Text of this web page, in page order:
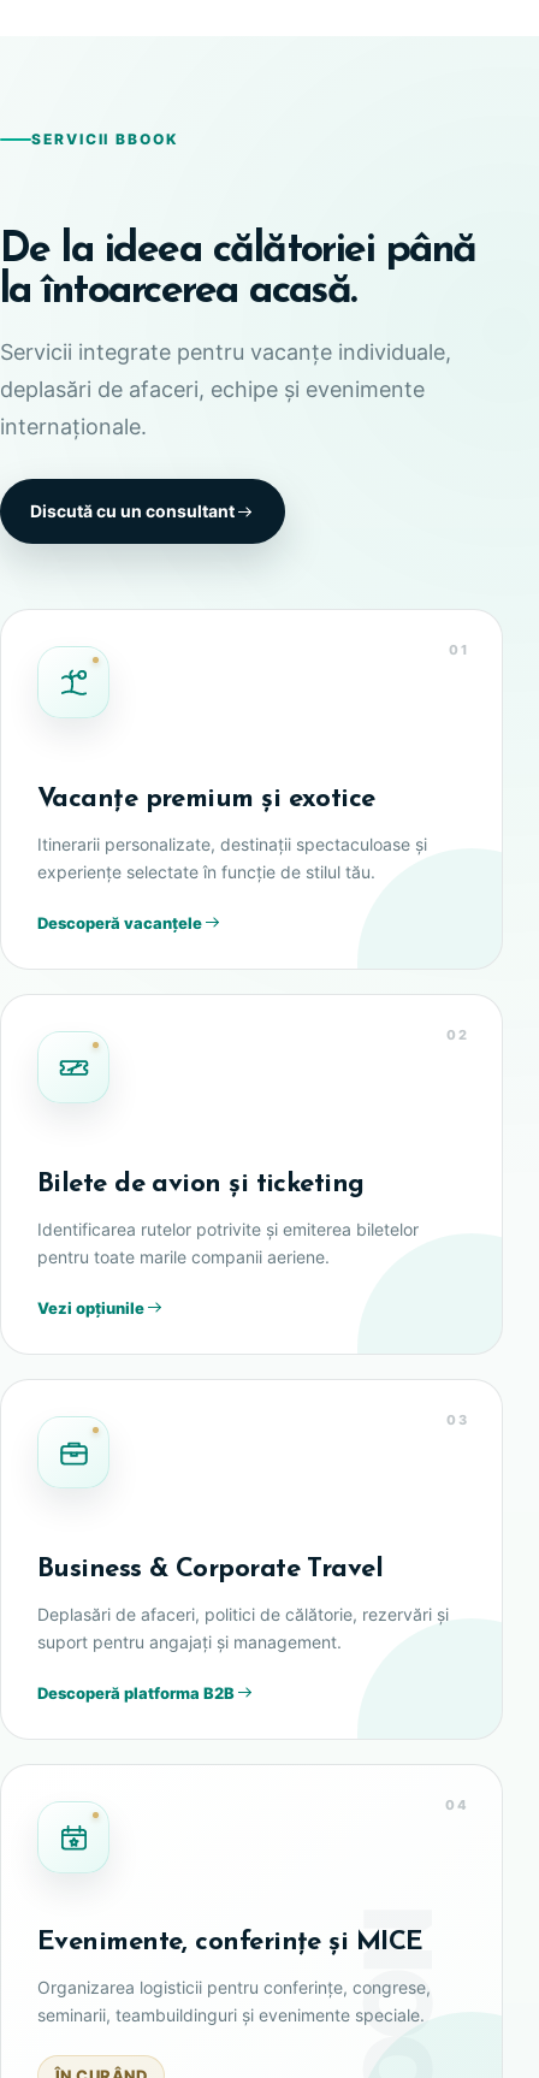
SERVICII BBOOK
De la ideea călătoriei până
la întoarcerea acasă.
Servicii integrate pentru vacanțe individuale,
deplasări de afaceri, echipe și evenimente
internaționale.
Discută cu un consultant
01
Vacanțe premium și exotice
Itinerarii personalizate, destinații spectaculoase și
experiențe selectate în funcție de stilul tău.
Descoperă vacanțele
02
Bilete de avion și ticketing
Identificarea rutelor potrivite și emiterea biletelor
pentru toate marile companii aeriene.
Vezi opțiunile
03
Business & Corporate Travel
Deplasări de afaceri, politici de călătorie, rezervări și
suport pentru angajați și management.
Descoperă platforma B2B
04
Evenimente, conferințe și MICE
Organizarea logisticii pentru conferințe, congrese,
seminarii, teambuildinguri și evenimente speciale.